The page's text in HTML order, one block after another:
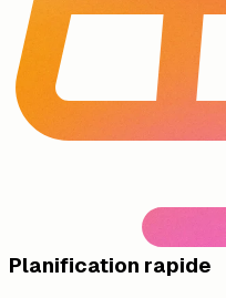
Planification rapide